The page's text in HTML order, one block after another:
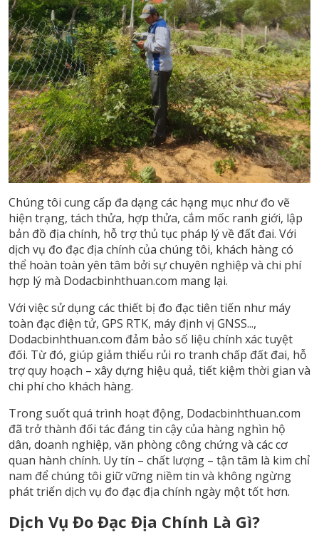
Chúng tôi cung cấp đa dạng các hạng mục như đo vẽ
hiện trạng, tách thửa, hợp thửa, cắm mốc ranh giới, lập
bản đồ địa chính, hỗ trợ thủ tục pháp lý về đất đai. Với
dịch vụ đo đạc địa chính của chúng tôi, khách hàng có
thể hoàn toàn yên tâm bởi sự chuyên nghiệp và chi phí
hợp lý mà Dodacbinhthuan.com mang lại.
Với việc sử dụng các thiết bị đo đạc tiên tiến như máy
toàn đạc điện tử, GPS RTK, máy định vị GNSS...,
Dodacbinhthuan.com đảm bảo số liệu chính xác tuyệt
đối. Từ đó, giúp giảm thiểu rủi ro tranh chấp đất đai, hỗ
trợ quy hoạch – xây dựng hiệu quả, tiết kiệm thời gian và
chi phí cho khách hàng.
Trong suốt quá trình hoạt động, Dodacbinhthuan.com
đã trở thành đối tác đáng tin cậy của hàng nghìn hộ
dân, doanh nghiệp, văn phòng công chứng và các cơ
quan hành chính. Uy tín – chất lượng – tận tâm là kim chỉ
nam để chúng tôi giữ vững niềm tin và không ngừng
phát triển dịch vụ đo đạc địa chính ngày một tốt hơn.
Dịch Vụ Đo Đạc Địa Chính Là Gì?